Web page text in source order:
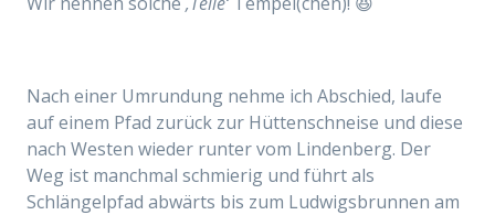
Nach einer Umrundung nehme ich Abschied, laufe
auf einem Pfad zurück zur Hüttenschneise und diese
nach Westen wieder runter vom Lindenberg. Der
Weg ist manchmal schmierig und führt als
Schlängelpfad abwärts bis zum Ludwigsbrunnen am